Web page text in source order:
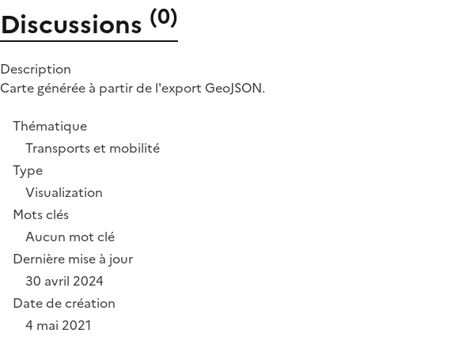
Discussions (0)
Description
Carte générée à partir de l'export GeoJSON.
Thématique
Transports et mobilité
Type
Visualization
Mots clés
Aucun mot clé
Dernière mise à jour
30 avril 2024
Date de création
4 mai 2021